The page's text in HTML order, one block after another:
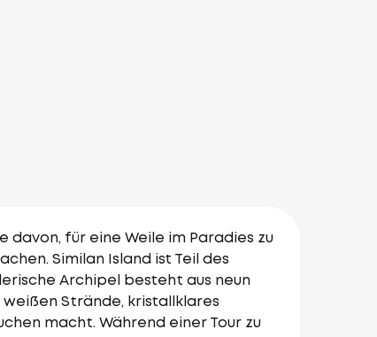
davon, für eine Weile im Paradies zu
Similan Island ist Teil des
Archipel besteht aus neun
Strände, kristallklares
macht. Während einer Tour zu